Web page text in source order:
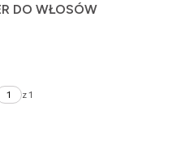
DO WŁOSÓW
z 1